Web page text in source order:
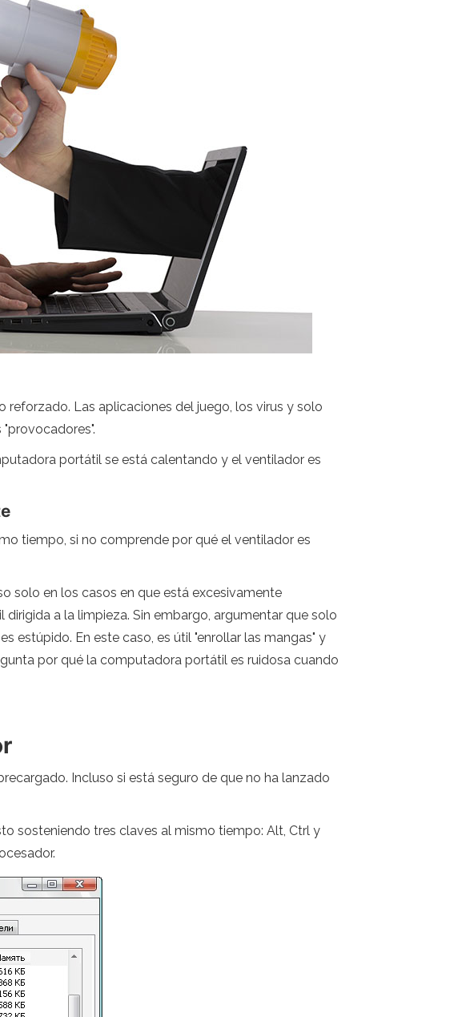
Las aplicaciones del juego, los virus y solo
portátil se está calentando y el ventilador es
tiempo, si no comprende por qué el ventilador es
solo en los casos en que está excesivamente
a la limpieza. Sin embargo, argumentar que solo
estúpido. En este caso, es útil "enrollar las mangas" y
por qué la computadora portátil es ruidosa cuando
Incluso si está seguro de que no ha lanzado
sosteniendo tres claves al mismo tiempo: Alt, Ctrl y